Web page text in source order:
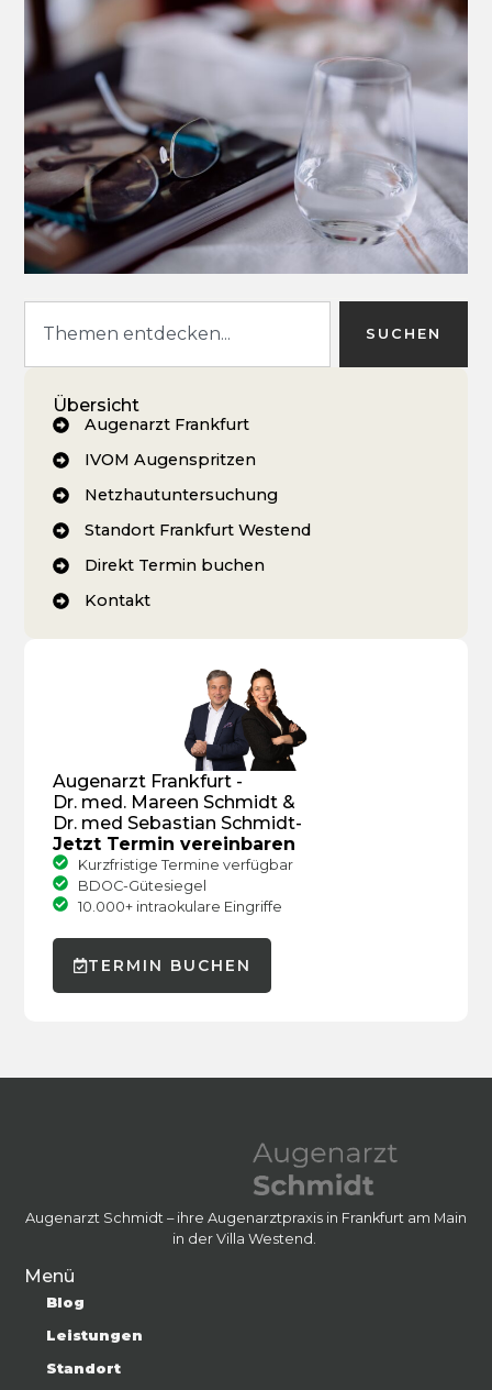
SUCHEN
Übersicht
Augenarzt Frankfurt
IVOM Augenspritzen
Netzhautuntersuchung
Standort Frankfurt Westend
Direkt Termin buchen
Kontakt
Augenarzt Frankfurt -
Dr. med. Mareen Schmidt &
Dr. med Sebastian Schmidt-
Jetzt Termin vereinbaren
Kurzfristige Termine verfügbar
BDOC-Gütesiegel
10.000+ intraokulare Eingriffe
TERMIN BUCHEN
Augenarzt Schmidt – ihre Augenarztpraxis in Frankfurt am Main
in der Villa Westend.
Menü
Blog
Leistungen
Standort